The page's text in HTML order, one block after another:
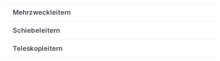
Mehrzweckleitern
Schiebeleitern
Teleskopleitern